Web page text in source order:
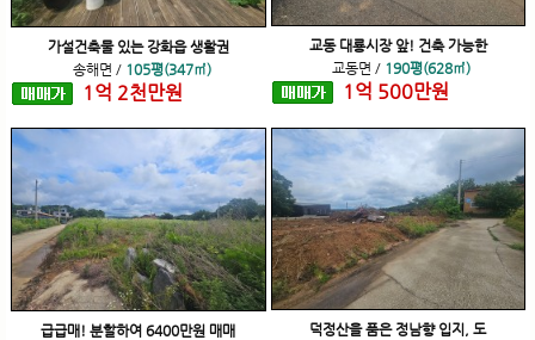
가설건축물 있는 강화읍 생활권
송해면 / 105평(347㎡)
1 억 2천만원
교동 대룡시장 앞! 건축 가능한
교동면 / 190평(628㎡)
1 억 500만원
급급매! 분할하여 6400만원 매매
덕정산을 품은 정남향 입지, 도